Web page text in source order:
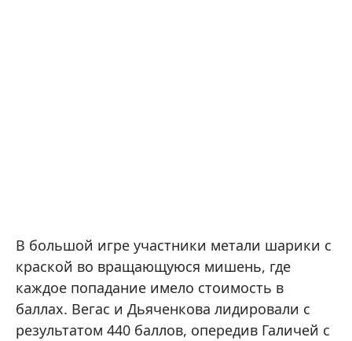
В большой игре участники метали шарики с
краской во вращающуюся мишень, где
каждое попадание имело стоимость в
баллах. Вегас и Дьяченкова лидировали с
результатом 440 баллов, опередив Галичей с